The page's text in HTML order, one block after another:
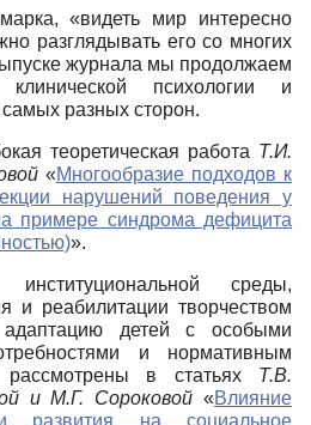
«видеть мир интересно
разглядывать его со многих
журнала мы продолжаем
психологии и
разных сторон.
теоретическая работа Т.И.
«Многообразие подходов к
нарушений поведения у
примере синдрома дефицита
».
среды,
и реабилитации творчеством
детей с особыми
и нормативным
рассмотрены в статьях Т.В.
и М.Г. Сороковой «Влияние